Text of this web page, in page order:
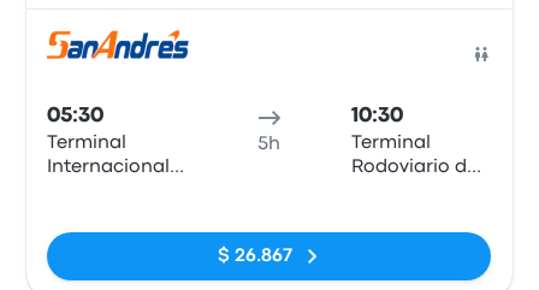
05:30
Terminal
Internacional
5h
10:30
Terminal
Rodoviario de
$ 26.867